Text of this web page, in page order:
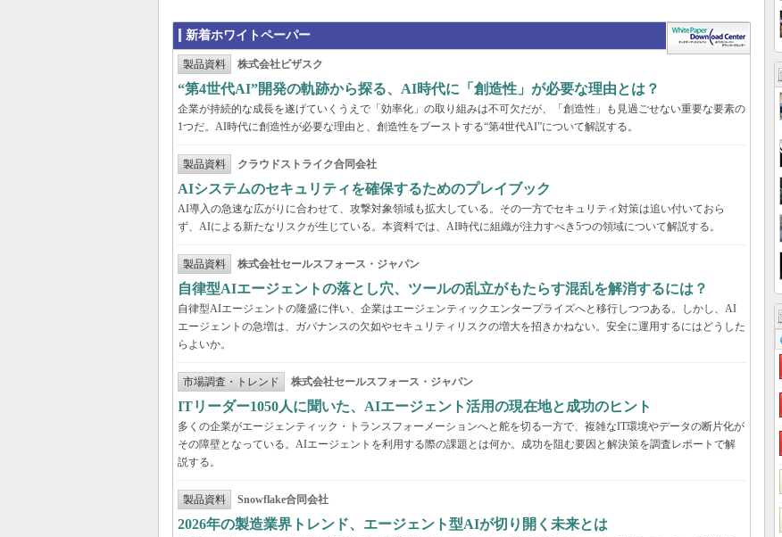
新着ホワイトペーパー
製品資料 株式会社ビザスク
“第4世代AI”開発の軌跡から探る、AI時代に「創造性」が必要な理由とは？
企業が持続的な成長を遂げていくうえで「効率化」の取り組みは不可欠だが、「創造性」も見過ごせない重要な要素の
1つだ。AI時代に創造性が必要な理由と、創造性をブーストする“第4世代AI”について解説する。
製品資料 クラウドストライク合同会社
AIシステムのセキュリティを確保するためのプレイブック
AI導入の急速な広がりに合わせて、攻撃対象領域も拡大している。その一方でセキュリティ対策は追い付いておら
ず、AIによる新たなリスクが生じている。本資料では、AI時代に組織が注力すべき5つの領域について解説する。
製品資料 株式会社セールスフォース・ジャパン
自律型AIエージェントの落とし穴、ツールの乱立がもたらす混乱を解消するには？
自律型AIエージェントの隆盛に伴い、企業はエージェンティックエンタープライズへと移行しつつある。しかし、AI
エージェントの急増は、ガバナンスの欠如やセキュリティリスクの増大を招きかねない。安全に運用するにはどうした
らよいか。
市場調査・トレンド 株式会社セールスフォース・ジャパン
ITリーダー1050人に聞いた、AIエージェント活用の現在地と成功のヒント
多くの企業がエージェンティック・トランスフォーメーションへと舵を切る一方で、複雑なIT環境やデータの断片化が
その障壁となっている。AIエージェントを利用する際の課題とは何か。成功を阻む要因と解決策を調査レポートで解
説する。
製品資料 Snowflake合同会社
2026年の製造業界トレンド、エージェント型AIが切り開く未来とは